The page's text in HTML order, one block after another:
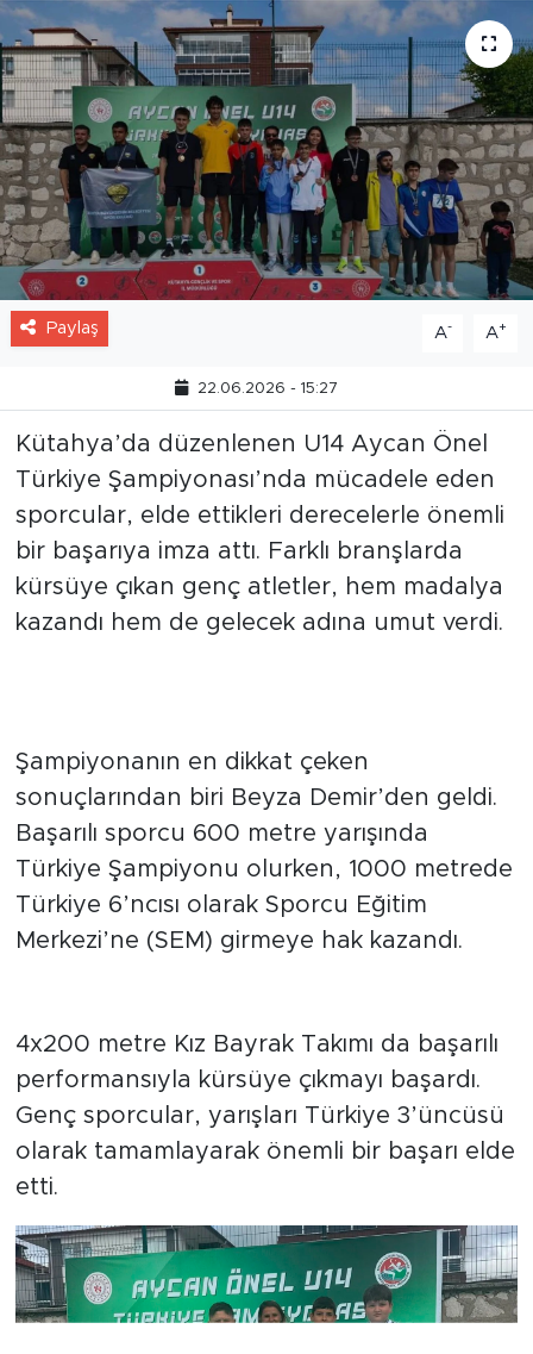
Paylaş A- A+
22.06.2026 - 15:27
Kütahya’da düzenlenen U14 Aycan Önel
Türkiye Şampiyonası’nda mücadele eden
sporcular, elde ettikleri derecelerle önemli
bir başarıya imza attı. Farklı branşlarda
kürsüye çıkan genç atletler, hem madalya
kazandı hem de gelecek adına umut verdi.
Şampiyonanın en dikkat çeken
sonuçlarından biri Beyza Demir’den geldi.
Başarılı sporcu 600 metre yarışında
Türkiye Şampiyonu olurken, 1000 metrede
Türkiye 6’ncısı olarak Sporcu Eğitim
Merkezi’ne (SEM) girmeye hak kazandı.
madalya
4x200 metre Kız Bayrak Takımı da başarılı
performansıyla kürsüye çıkmayı başardı.
Genç sporcular, yarışları Türkiye 3’üncüsü
olarak tamamlayarak önemli bir başarı elde
etti.